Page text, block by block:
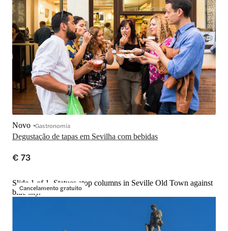
Degustação de tapas em Sevilha com bebidas
Novo Gastronomia
€ 73
Cancelamento gratuito
Slide 1 of 1, Statues atop columns in Seville Old Town against
blue sky.